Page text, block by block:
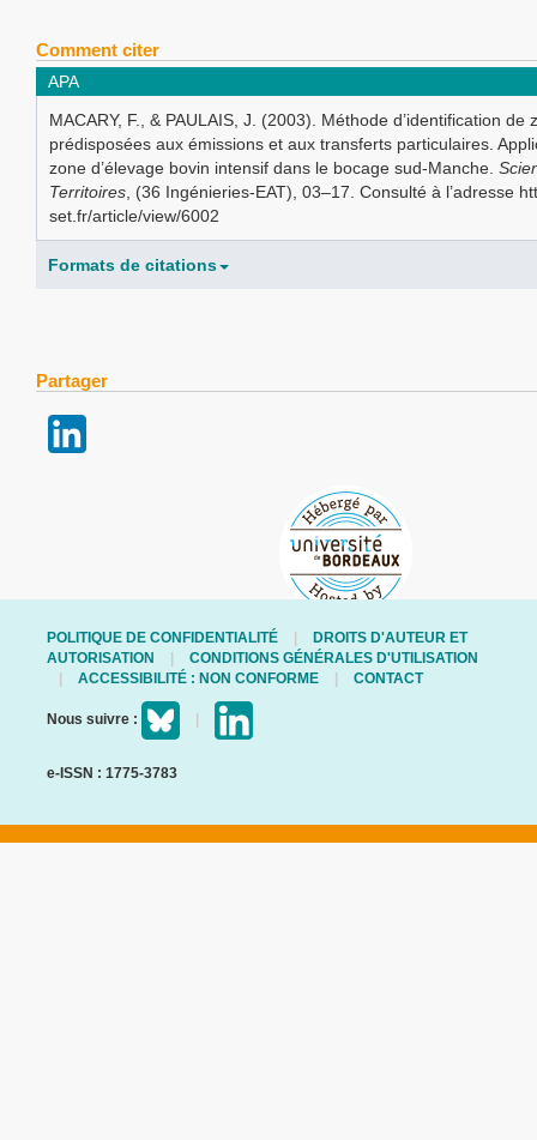
Comment citer
APA
MACARY, F., & PAULAIS, J. (2003). Méthode d’identification de
prédisposées aux émissions et aux transferts particulaires.
zone d’élevage bovin intensif dans le bocage sud-Manche.
Territoires, (36 Ingénieries-EAT), 03–17. Consulté à l’adresse
set.fr/article/view/6002
Formats de citations
Partager
POLITIQUE DE CONFIDENTIALITÉ
DROITS D'AUTEUR ET
AUTORISATION
CONDITIONS GÉNÉRALES D'UTILISATION
ACCESSIBILITÉ : NON CONFORME
CONTACT
Nous suivre :
e-ISSN : 1775-3783